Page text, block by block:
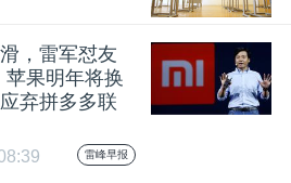
，雷军怼友
果明年将换
弃拼多多联
雷峰早报